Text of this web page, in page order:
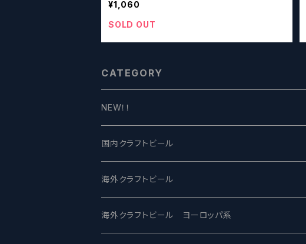
¥1,060
SOLD OUT
CATEGORY
NEW！！
国内クラフトビール
UCHU BREWING -うちゅうブルーイング
バテレ -VERTERE
海外クラフトビール
Modern Times モダンタイムズ
海外クラフトビール ヨーロッパ系